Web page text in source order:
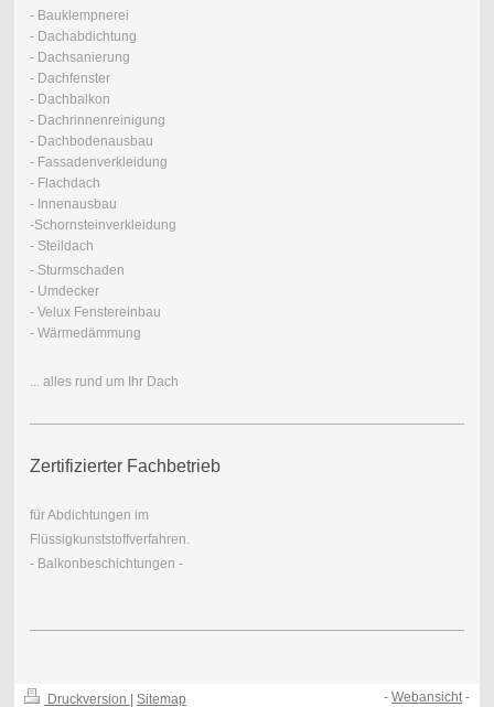
- Bauklempnerei
- Dachabdichtung
- Dachsanierung
- Dachfenster
- Dachbalkon
- Dachrinnenreinigung
- Dachbodenausbau
- Fassadenverkleidung
- Flachdach
- Innenausbau
-Schornsteinverkleidung
- Steildach
- Sturmschaden
- Umdecker
- Velux Fenstereinbau
- Wärmedämmung
... alles rund um Ihr Dach
Zertifizierter Fachbetrieb
für Abdichtungen im
Flüssigkunststoffverfahren.
- Balkonbeschichtungen -
Druckversion Sitemap -Webansicht-